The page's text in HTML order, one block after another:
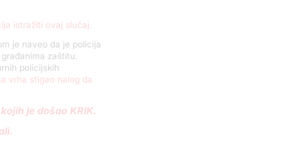
istražiti ovaj slučaj.
je naveo da je policija
zaštitu.
policijskih
vrha stigao nalog da
je došao KRIK.